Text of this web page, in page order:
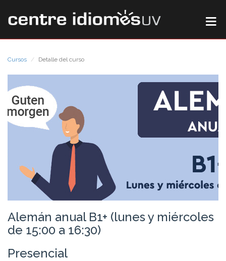
Cursos Detalle del curso
Alemán anual B1+ (lunes y miércoles
de 15:00 a 16:30)
Presencial